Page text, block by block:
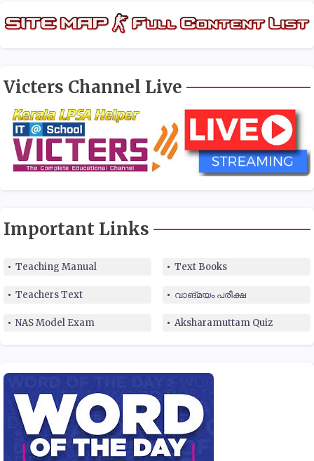
Victers Channel Live
Important Links
Teaching Manual Text Books
Teachers Text വാങ്മയം പരീക്ഷ
NAS Model Exam Aksharamuttam Quiz